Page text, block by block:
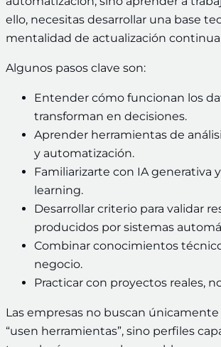
ello, necesitas desarrollar una base
mentalidad de actualización
Algunos pasos clave son:
Entender cómo funcionan los
transforman en decisiones.
Aprender herramientas de
y automatización.
Familiarizarte con IA generativa
learning.
Desarrollar criterio para validar
producidos por sistemas
Combinar conocimientos
negocio.
Practicar con proyectos reales,
Las empresas no buscan
“usen herramientas”, sino perfiles